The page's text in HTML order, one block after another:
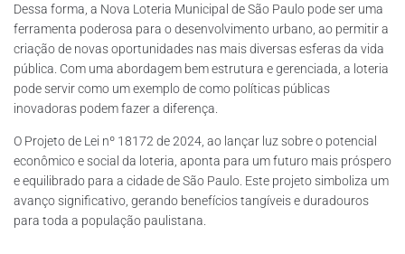
Dessa forma, a Nova Loteria Municipal de São Paulo pode ser uma
ferramenta poderosa para o desenvolvimento urbano, ao permitir a
criação de novas oportunidades nas mais diversas esferas da vida
pública. Com uma abordagem bem estrutura e gerenciada, a loteria
pode servir como um exemplo de como políticas públicas
inovadoras podem fazer a diferença.
O Projeto de Lei nº 18172 de 2024, ao lançar luz sobre o potencial
econômico e social da loteria, aponta para um futuro mais próspero
e equilibrado para a cidade de São Paulo. Este projeto simboliza um
avanço significativo, gerando benefícios tangíveis e duradouros
para toda a população paulistana.